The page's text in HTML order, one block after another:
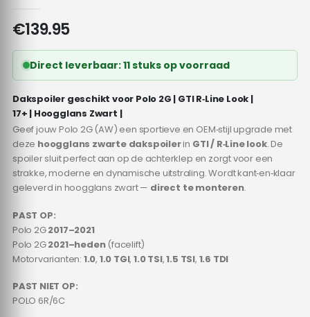
€139.95
Direct leverbaar: 11 stuks op voorraad
Dakspoiler geschikt voor Polo 2G | GTI R‑Line Look |
17+ | Hoogglans Zwart |
Geef jouw Polo 2G (AW) een sportieve en OEM‑stijl upgrade met
deze hoogglans zwarte dakspoilerin GTI / R‑Line look. De
spoiler sluit perfect aan op de achterklep en zorgt voor een
strakke, moderne en dynamische uitstraling. Wordt kant‑en‑klaar
geleverd in hoogglans zwart — direct te monteren.
PAST OP:
Polo 2G2017–2021
Polo 2G2021–heden(facelift)
Motorvarianten: 1.0, 1.0 TGI,1.0 TSI,1.5 TSI, 1.6 TDI
PAST NIET OP:
POLO 6R/6C